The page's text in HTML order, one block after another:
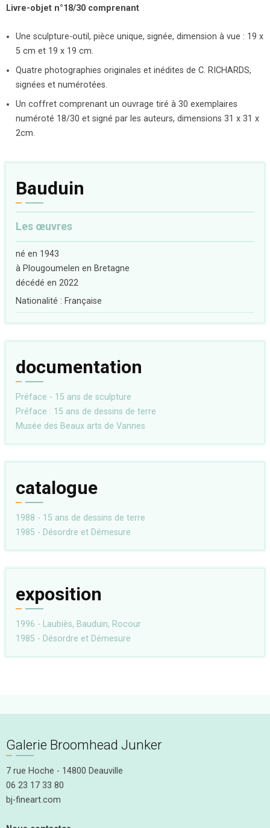
Livre-objet n°18/30 comprenant
Une sculpture-outil, pièce unique, signée, dimension à vue : 19 x
5 cm et 19 x 19 cm.
Quatre photographies originales et inédites de C. RICHARDS,
signées et numérotées.
Un coffret comprenant un ouvrage tiré à 30 exemplaires
numéroté 18/30 et signé par les auteurs, dimensions 31 x 31 x
2cm.
Bauduin
Les œuvres
né en 1943
à Plougoumelen en Bretagne
décédé en 2022
Nationalité : Française
documentation
Préface - 15 ans de sculpture
Préface : 15 ans de dessins de terre
Musée des Beaux arts de Vannes
catalogue
1988 - 15 ans de dessins de terre
1985 - Désordre et Démesure
exposition
1996 - Laubiès, Bauduin, Rocour
1985 - Désordre et Démesure
Galerie Broomhead Junker
7 rue Hoche - 14800 Deauville
06 23 17 33 80
bj-fineart.com